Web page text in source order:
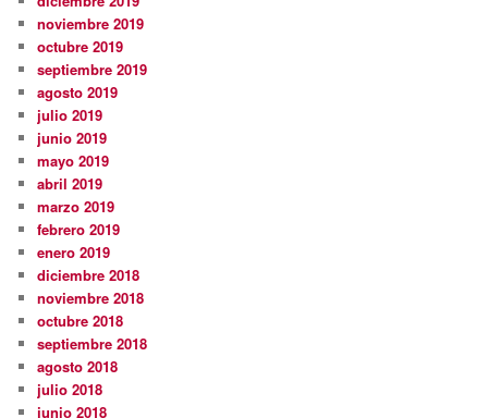
noviembre 2019
octubre 2019
septiembre 2019
agosto 2019
julio 2019
junio 2019
mayo 2019
abril 2019
marzo 2019
febrero 2019
enero 2019
diciembre 2018
noviembre 2018
octubre 2018
septiembre 2018
agosto 2018
julio 2018
junio 2018